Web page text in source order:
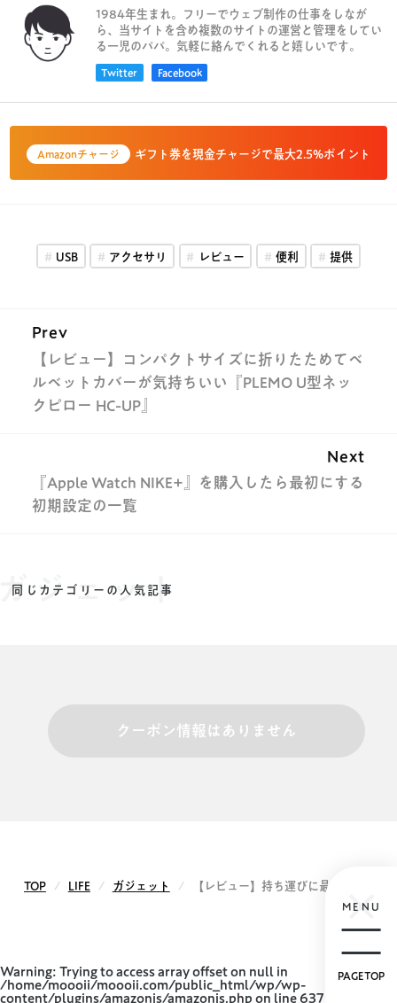
1984年生まれ。フリーでウェブ制作の仕事をしなが
ら、当サイトを含め複数のサイトの運営と管理をしてい
る一児のパパ。気軽に絡んでくれると嬉しいです。
Twitter Facebook
Amazonチャージ ギフト券を現金チャージで最大2.5%ポイント
USB アクセサリ レビュー 便利 提供
Prev
【レビュー】コンパクトサイズに折りたためてベ
ルベットカバーが気持ちいい『PLEMO U型ネッ
クピロー HC-UP』
Next
『Apple Watch NIKE+』を購入したら最初にする
初期設定の一覧
ジェット
同じカテゴリーの人気記事
クーポン情報はありません
TOP LIFE ガジェット 【レビュー】持ち運びに最適！EC
MENU
PAGETOP
Warning: Trying to access array offset on null in
/home/moooii/moooii.com/public_html/wp/wp-
content/plugins/amazonjs/amazonjs.php on line 637